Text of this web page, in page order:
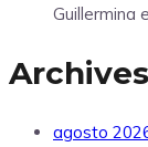
Guillermina
Archives
agosto